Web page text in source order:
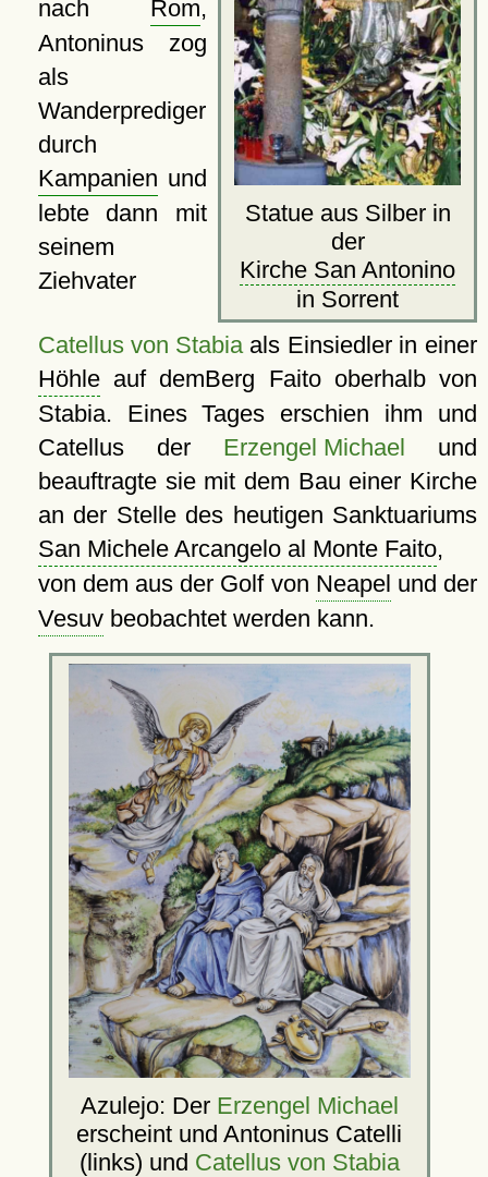
Statue aus Silber in
der
Kirche San Antonino
in Sorrent
nach Rom,
Antoninus zog
als
Wanderprediger
durch
Kampanien und
lebte dann mit
seinem
Ziehvater
Catellus von Stabiaals Einsiedler in einer
Höhleauf demBerg Faito oberhalb von
Stabia. Eines Tages erschien ihm und
Catellus der Erzengel Michael
und
beauftragte sie mit dem Bau einer Kirche
an der Stelle des heutigen Sanktuariums
San Michele Arcangelo al Monte Faito,
von dem aus der Golf von Neapel und der
Vesuvbeobachtet werden kann.
Azulejo: Der Erzengel Michael
erscheint und Antoninus Catelli
(links) und Catellus von Stabia